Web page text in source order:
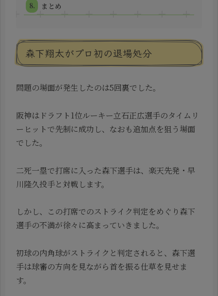
まとめ
森下翔太がプロ初の退場処分
問題の場面が発生したのは5回裏でした。
阪神はドラフト1位ルーキー立石正広選手のタイムリ
ーヒットで先制に成功し、なおも追加点を狙う場面
でした。
二死一塁で打席に入った森下選手は、楽天先発・早
川隆久投手と対戦します。
しかし、この打席でのストライク判定をめぐり森下
選手の不満が徐々に高まっていきました。
初球の内角球がストライクと判定されると、森下選
手は球審の方向を見ながら首を振る仕草を見せま
す。